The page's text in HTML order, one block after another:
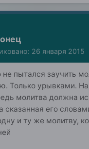
26 января 2015
не пытался заучить
Только урывками.
молитва должна
сказанная его
и ту же молитву,